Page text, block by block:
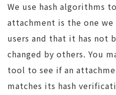
We use hash algorithms
attachment is the one
users and that it has not
changed by others. You
tool to see if an
matches its hash